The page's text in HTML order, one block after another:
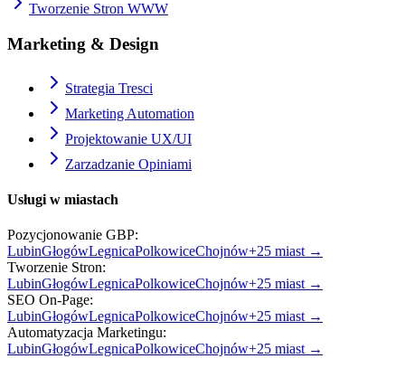
Tworzenie Stron WWW
Marketing & Design
Strategia Tresci
Marketing Automation
Projektowanie UX/UI
Zarzadzanie Opiniami
Usługi w miastach
Pozycjonowanie GBP:
LubinGłogówLegnicaPolkowiceChojnów+25 miast →
Tworzenie Stron:
LubinGłogówLegnicaPolkowiceChojnów+25 miast →
SEO On-Page:
LubinGłogówLegnicaPolkowiceChojnów+25 miast →
Automatyzacja Marketingu:
LubinGłogówLegnicaPolkowiceChojnów+25 miast →